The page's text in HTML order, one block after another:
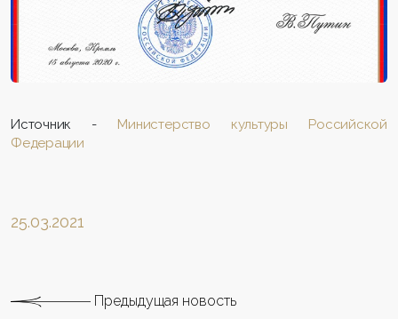
Источник - Министерство культуры Российской
Федерации
25.03.2021
Предыдущая новость